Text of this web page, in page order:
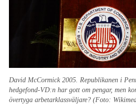
David McCormick 2005. Republikanen i
hedgefond-VD:n har gott om pengar, men
övertyga arbetarklassväljare? (Foto: